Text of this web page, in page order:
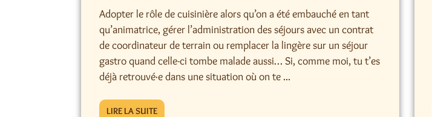
Adopter le rôle de cuisinière alors qu’on a été embauché en tant
qu’animatrice, gérer l’administration des séjours avec un contrat
de coordinateur de terrain ou remplacer la lingère sur un séjour
gastro quand celle-ci tombe malade aussi… Si, comme moi, tu t’es
déjà retrouvé·e dans une situation où on te ...
LIRE LA SUITE